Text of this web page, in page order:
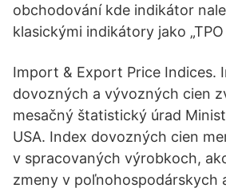
obchodování kde indikátor
klasickými indikátory jako
Import & Export Price Indices.
dovozných a vývozných cien
mesačný štatistický úrad
USA. Index dovozných cien
v spracovaných výrobkoch,
zmeny v poľnohospodárskych